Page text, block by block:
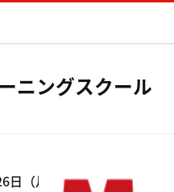
ニングスクール
（月）